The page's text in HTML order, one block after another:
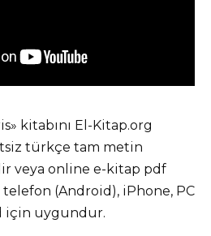
kitabını El-Kitap.org
türkçe tam metin
veya online e-kitap pdf
(Android), iPhone, PC
için uygundur.